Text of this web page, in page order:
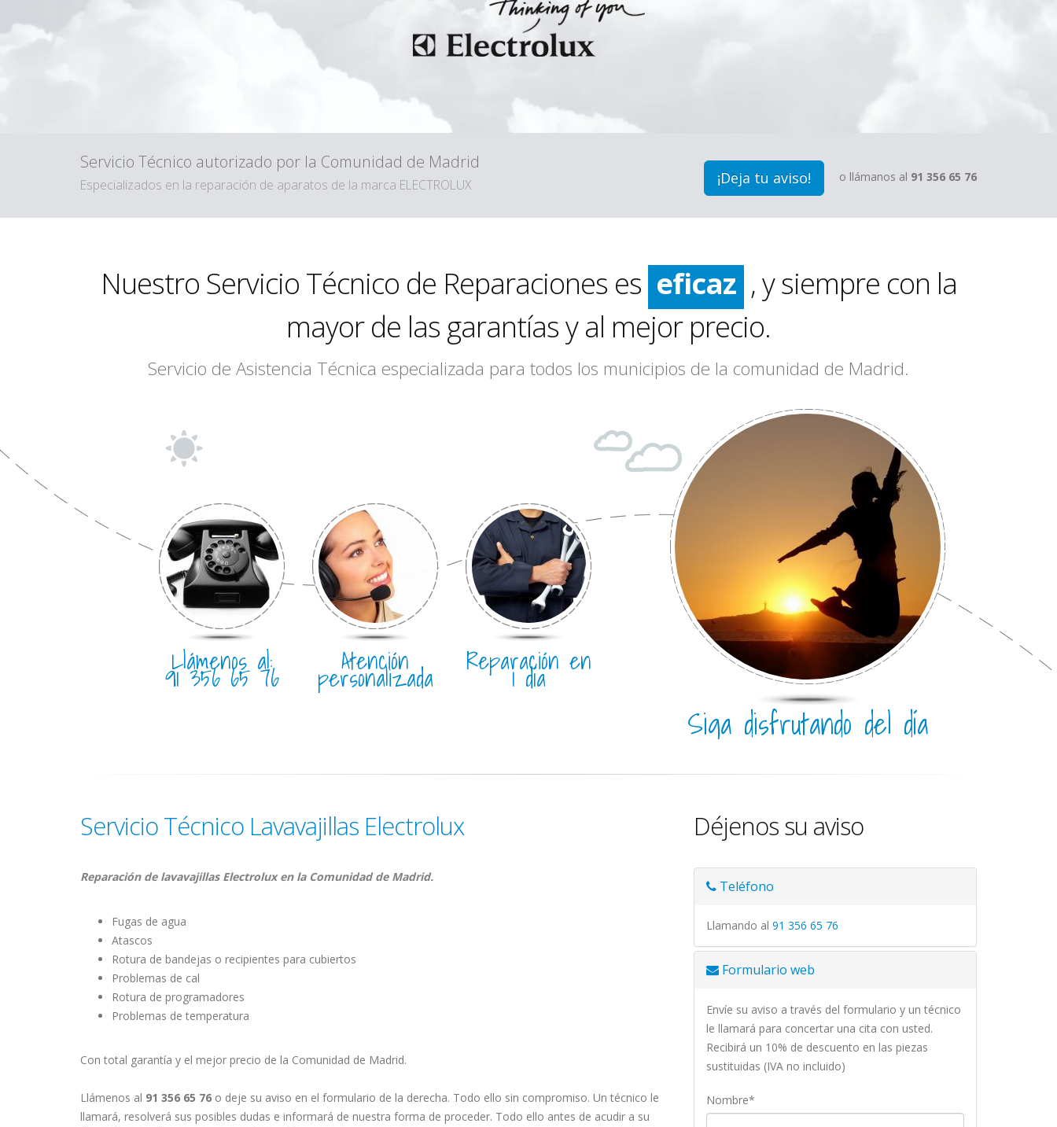
Servicio Técnico autorizado por la Comunidad de Madrid
Especializados en la reparación de aparatos de la marca ELECTROLUX ¡Deja tu aviso! o llámanos al 91 356 65 76
Nuestro Servicio Técnico de Reparaciones es
rápido
eficaz
rápido
, y siempre con la
mayor de las garantías y al mejor precio.
Servicio de Asistencia Técnica especializada para todos los municipios de la comunidad de Madrid.
Llámenos al:
91 356 65 76 Atención
personalizada Reparación en
1 día
Siga disfrutando del día
Servicio Técnico Lavavajillas Electrolux
Reparación de lavavajillas Electrolux en la Comunidad de Madrid.
Fugas de agua
Atascos
Rotura de bandejas o recipientes para cubiertos
Problemas de cal
Rotura de programadores
Problemas de temperatura
Con total garantía y el mejor precio de la Comunidad de Madrid.
Llámenos al 91 356 65 76 o deje su aviso en el formulario de la derecha. Todo ello sin compromiso. Un técnico le
llamará, resolverá sus posibles dudas e informará de nuestra forma de proceder. Todo ello antes de acudir a su
Déjenos su aviso
Teléfono
Llamando al 91 356 65 76
Formulario web
Envíe su aviso a través del formulario y un técnico
le llamará para concertar una cita con usted.
Recibirá un 10% de descuento en las piezas
sustituidas (IVA no incluido)
Nombre*